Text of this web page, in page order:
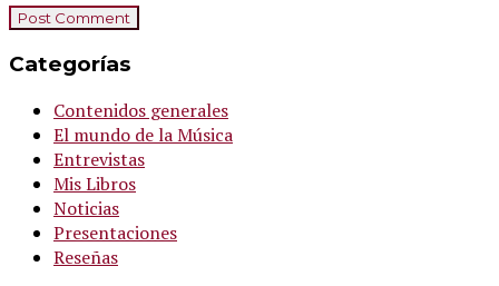
Categorías
Contenidos generales
El mundo de la Música
Entrevistas
Mis Libros
Noticias
Presentaciones
Reseñas